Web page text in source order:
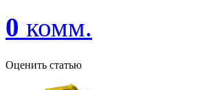
0 комм.
Оценить статью